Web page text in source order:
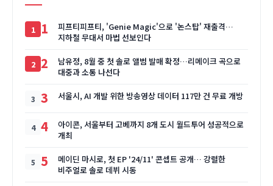
1
피프티피프티, 'Genie Magic'으로 '논스탑' 재출격…
지하철 무대서 마법 선보인다
2
남유정, 8월 중 첫 솔로 앨범 발매 확정…리메이크 곡으로
대중과 소통 나선다
3 서울시, AI 개발 위한 방송영상 데이터 117만 건 무료 개방
4
아이콘, 서울부터 고베까지 8개 도시 월드투어 성공적으로
개최
5
메이딘 마시로, 첫 EP '24/11' 콘셉트 공개… 강렬한
비주얼로 솔로 데뷔 시동